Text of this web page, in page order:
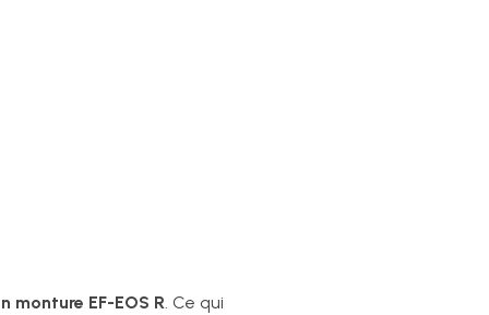
monture EF-EOS R. Ce qui